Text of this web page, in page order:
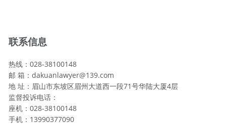
联系信息
热线：028-38100148
邮 箱：dakuanlawyer@139.com
地 址：眉山市东坡区眉州大道西一段71号华陆大厦4层
监督投诉电话：
座机：028-38100148
手机：13990377090